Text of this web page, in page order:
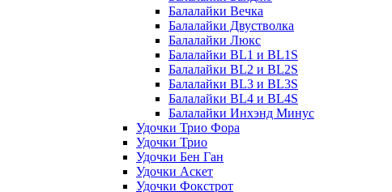
Балалайки Вечка
Балалайки Двустволка
Балалайки Люкс
Балалайки BL1 и BL1S
Балалайки BL2 и BL2S
Балалайки BL3 и BL3S
Балалайки BL4 и BL4S
Балалайки Инхэнд Минус
Удочки Трио Фора
Удочки Трио
Удочки Бен Ган
Удочки Аскет
Удочки Фокстрот